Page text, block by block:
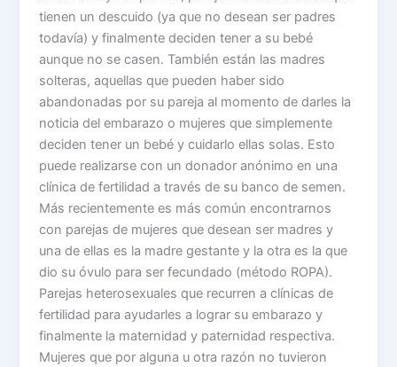
tienen un descuido (ya que no desean ser padres
todavía) y finalmente deciden tener a su bebé
aunque no se casen. También están las madres
solteras, aquellas que pueden haber sido
abandonadas por su pareja al momento de darles la
noticia del embarazo o mujeres que simplemente
deciden tener un bebé y cuidarlo ellas solas. Esto
puede realizarse con un donador anónimo en una
clínica de fertilidad a través de su banco de semen.
Más recientemente es más común encontrarnos
con parejas de mujeres que desean ser madres y
una de ellas es la madre gestante y la otra es la que
dio su óvulo para ser fecundado (método ROPA).
Parejas heterosexuales que recurren a clínicas de
fertilidad para ayudarles a lograr su embarazo y
finalmente la maternidad y paternidad respectiva.
Mujeres que por alguna u otra razón no tuvieron